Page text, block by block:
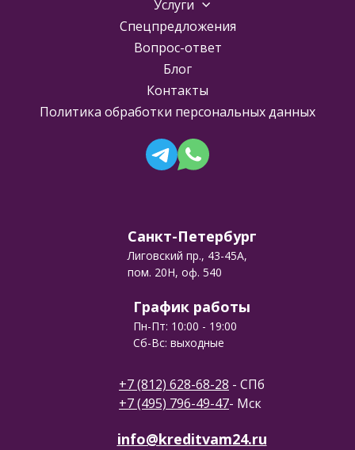
Услуги
Спецпредложения
Вопрос-ответ
Блог
Контакты
Политика обработки персональных данных
Санкт-Петербург
Лиговский пр., 43-45А,
пом. 20Н, оф. 540
График работы
Пн-Пт: 10:00 - 19:00
Сб-Вс: выходные
+7 (812) 628-68-28 - СПб
+7 (495) 796-49-47- Мск
info@kreditvam24.ru